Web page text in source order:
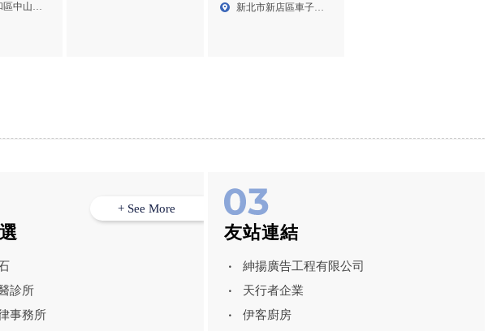
區中山路
新北市新店區車子路
診所
事務所
+ See More
友站連結
紳揚廣告工程有限公司
天行者企業
伊客廚房